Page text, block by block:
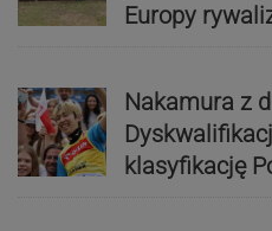
Europy
Nakamura z
klasyfikację